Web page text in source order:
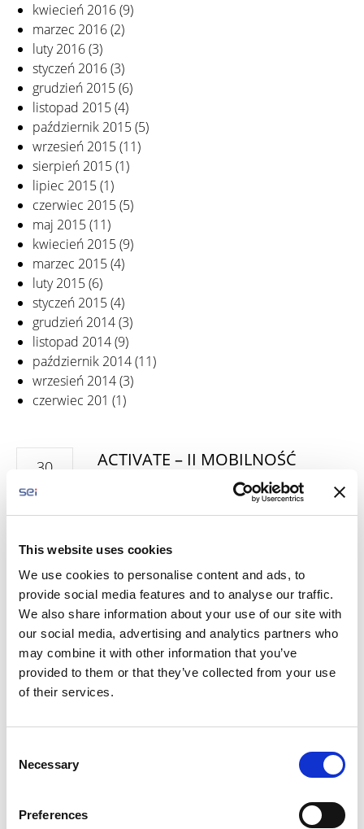
This website uses cookies
We use cookies to personalise content and ads, to
provide social media features and to analyse our traffic.
We also share information about your use of our site with
our social media, advertising and analytics partners who
may combine it with other information that you’ve
provided to them or that they’ve collected from your use
of their services.
Necessary
Preferences
kwiecień 2016(9)
marzec 2016(2)
luty 2016(3)
styczeń 2016(3)
grudzień 2015(6)
listopad 2015(4)
październik 2015(5)
wrzesień 2015(11)
sierpień 2015(1)
lipiec 2015(1)
czerwiec 2015(5)
maj 2015(11)
kwiecień 2015(9)
marzec 2015(4)
luty 2015(6)
styczeń 2015(4)
grudzień 2014(3)
listopad 2014(9)
październik 2014(11)
wrzesień 2014(3)
czerwiec 201 (1)
ACTIVATE – II MOBILNOŚĆ
UCZNIÓW – ŁOTWA
23- 29
września
2018 roku
odbyła się
kolejna
uczniowska mobilność w ramach
strategicznego programu rozwoju
odwiedziliśmy Łotwę. Podróż
pierwszego dnia pobytu to niezwykłe
miasto dostarczyło nam
niezapomnianych wrażeń. W
poniedziałek zostaliśmy uroczyście
30